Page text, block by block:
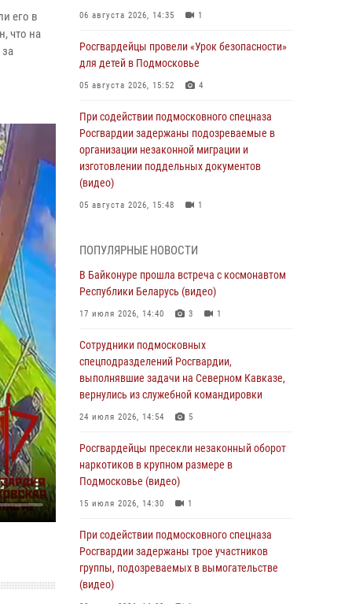
его в
что на
06 августа 2026, 14:35 1
Росгвардейцы провели «Урок безопасности»
для детей в Подмосковье
05 августа 2026, 15:52 4
При содействии подмосковного спецназа
Росгвардии задержаны подозреваемые в
организации незаконной миграции и
изготовлении поддельных документов
(видео)
05 августа 2026, 15:48 1
супермаркета в Подмосковье (видео)
03 августа 2026, 15:32 1
Росгвардейцы пресекли кражу сантехники,
Подмосковье (видео)
03 августа 2026, 15:08 1
В Подмосковье отметили годовщину со Дня
образования ОМОН «Пересвет»
Офицер подмосковного главка Росгвардии
стал гостем эфира «Радио 1»
01 августа 2026, 17:57
Росгвардейцы задержали рецидивиста,
подозреваемого в краже на крупную сумму в
Подмосковье
31 июля 2026, 13:00
ПОПУЛЯРНЫЕ НОВОСТИ
В Байконуре прошла встреча с космонавтом
Республики Беларусь (видео)
17 июля 2026, 14:40 3 1
Сотрудники подмосковных
спецподразделений Росгвардии,
выполнявшие задачи на Северном Кавказе,
вернулись из служебной командировки
24 июля 2026, 14:54 5
Росгвардейцы пресекли незаконный оборот
наркотиков в крупном размере в
Подмосковье (видео)
15 июля 2026, 14:30 1
При содействии подмосковного спецназа
Росгвардии задержаны трое участников
группы, подозреваемых в вымогательстве
(видео)